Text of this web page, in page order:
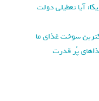
آیا تعطیلی دولت
سوخت غذای ما
پُر قدرت